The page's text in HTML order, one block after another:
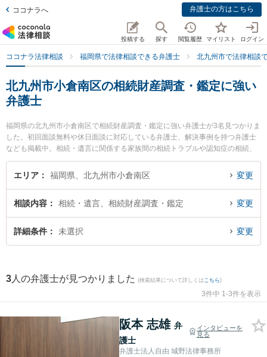
ココナラへ 弁護士の方はこちら
投稿する 探す 閲覧履歴 マイリスト ログイン
ココナラ法律相談 福岡県で法律相談できる弁護士 北九州市で法律相談
北九州市小倉南区の相続財産調査・鑑定に強い
弁護士
福岡県の北九州市小倉南区で相続財産調査・鑑定に強い弁護士が3名見つかりま
した。初回面談無料や休日面談に対応している弁護士、解決事例を持つ弁護士
なども掲載中。相続・遺言に関係する家族間の相続トラブルや認知症の相続、
遺産分割等の細かな分野での絞り込み検索もでき便利です。特に弁護士法人自
由 城野法律事務所の阪本 志雄弁護士や弁護士法人自由 城野法律事務所の末安
や夜間に発生した相続財産調査・鑑定のトラブルを今すぐに弁護士に相談した
い』『相続財産調査・鑑定のトラブル解決の実績豊富な近くの弁護士を検索し
たい』『初回相談無料で相続財産調査・鑑定を法律相談できる北九州市小倉南
エリア 福岡県、北九州市小倉南区 変更
相談内容 相続・遺言、相続財産調査・鑑定 変更
詳細条件 未選択 変更
3 人の弁護士が見つかりました (検索結果について詳しくは こちら)
3件中 1-3件を表示
阪本 志雄 弁
護士
インタビューを
見る
弁護士法人自由 城野法律事務所